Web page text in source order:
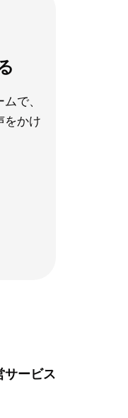
で、
をかけ
サービス